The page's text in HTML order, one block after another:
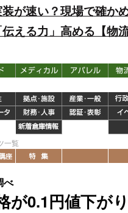
が速い？現場で確か
える力」高める【物
一覧
べ
が0.1円値下が